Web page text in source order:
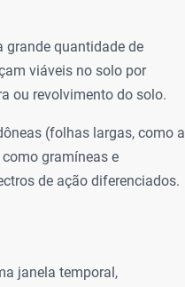
grande quantidade de
viáveis no solo por
ou revolvimento do solo.
(folhas largas, como a
gramíneas e
de ação diferenciados.
janela temporal,